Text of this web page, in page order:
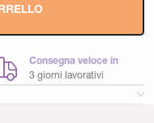
Consegna veloce in
3 giorni lavorativi